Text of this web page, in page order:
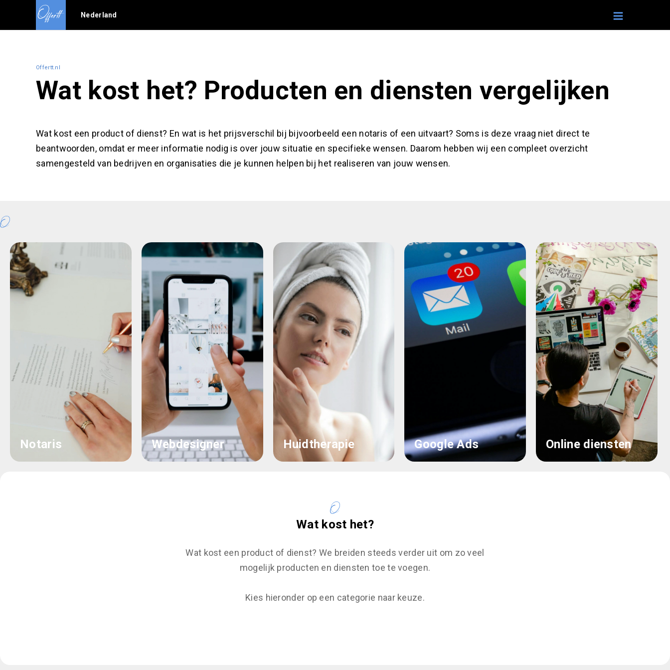
Nederland
Offertt.nl
Wat kost het? Producten en diensten vergelijken
Wat kost een product of dienst? En wat is het prijsverschil bij bijvoorbeeld een notaris of een uitvaart? Soms is deze vraag niet direct te
beantwoorden, omdat er meer informatie nodig is over jouw situatie en specifieke wensen. Daarom hebben wij een compleet overzicht
samengesteld van bedrijven en organisaties die je kunnen helpen bij het realiseren van jouw wensen.
Notaris Webdesigner Huidtherapie Google Ads Online diensten
Wat kost het?
Wat kost een product of dienst? We breiden steeds verder uit om zo veel
mogelijk producten en diensten toe te voegen.
Kies hieronder op een categorie naar keuze.